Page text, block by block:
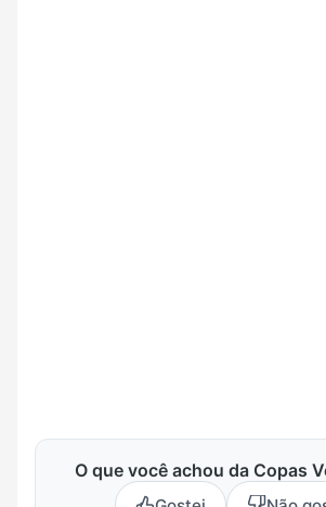
O que você achou da Copas